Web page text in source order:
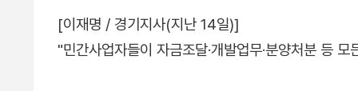
[이재명 / 경기지사(지난 14일)]
"민간사업자들이 자금조달·개발업무·분양처분 등